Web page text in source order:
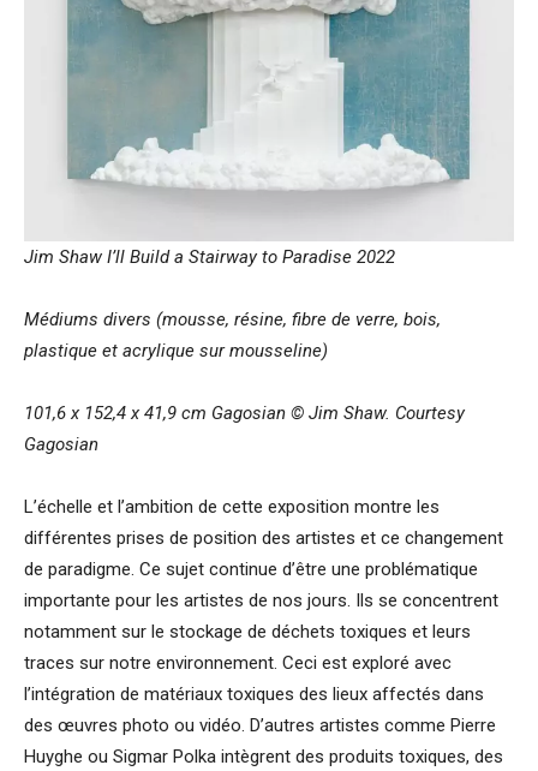
Jim Shaw I’ll Build a Stairway to Paradise 2022
Médiums divers (mousse, résine, fibre de verre, bois,
plastique et acrylique sur mousseline)
101,6 x 152,4 x 41,9 cm Gagosian © Jim Shaw. Courtesy
Gagosian
L’échelle et l’ambition de cette exposition montre les
différentes prises de position des artistes et ce changement
de paradigme. Ce sujet continue d’être une problématique
importante pour les artistes de nos jours. Ils se concentrent
notamment sur le stockage de déchets toxiques et leurs
traces sur notre environnement. Ceci est exploré avec
l’intégration de matériaux toxiques des lieux affectés dans
des œuvres photo ou vidéo. D’autres artistes comme Pierre
Huyghe ou Sigmar Polka intègrent des produits toxiques, des